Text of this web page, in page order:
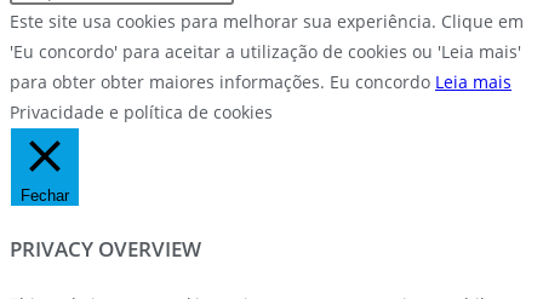
Este site usa cookies para melhorar sua experiência. Clique em
'Eu concordo' para aceitar a utilização de cookies ou 'Leia mais'
para obter obter maiores informações. Eu concordo Leia mais
Privacidade e política de cookies
Fechar
PRIVACY OVERVIEW